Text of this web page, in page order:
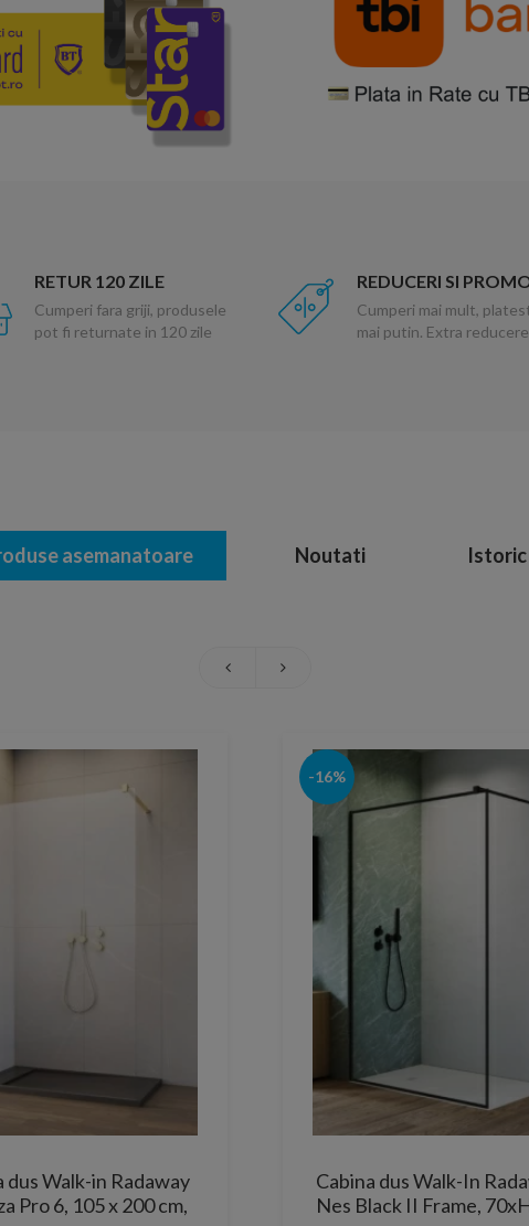
RETUR 120 ZILE
Cumperi fara griji, produsele
pot fi returnate in 120 zile
REDUCERI SI
Cumperi mai mult,
mai putin. Extra
asemanatoare Noutati Istoric
dus Walk-in Radaway
Pro 6, 105 x 200 cm,
-16%
Cabina dus Walk-In
Nes Black II Frame,